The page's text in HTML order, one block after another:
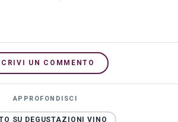
UN COMMENTO
APPROFONDISCI
SU DEGUSTAZIONI VINO